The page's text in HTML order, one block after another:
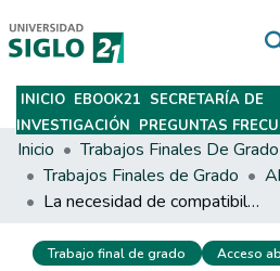
Subir
INICIO EBOOK21 SECRETARÍA DE
INVESTIGACIÓN PREGUNTAS
Inicio
Trabajos Finales de Grado
La necesidad de compatibilizar la extensión de la licencia por maternidad de la LCT con los estándares constitucionales y convencionales de protección de la maternidad y del interés superior del niño
Trabajo final de grado Acceso